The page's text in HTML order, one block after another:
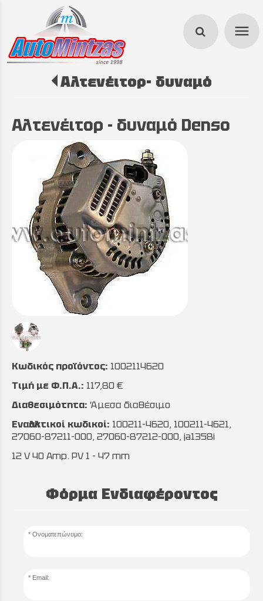
menu
Αλτενέιτορ- δυναμό
Αλτενέιτορ - δυναμό Denso
Κωδικός προϊόντος: 1002114620
Τιμή με Φ.Π.Α.: 117,80 €
Διαθεσιμότητα: Άμεσα διαθέσιμο
Εναλλακτικοί κωδικοί: 100211-4620, 100211-4621,
27060-87211-000, 27060-87212-000, ja1358i
12 V 40 Amp. PV 1 - 47 mm
Φόρμα Ενδιαφέροντος
Ονοματεπώνυμο:
Email: